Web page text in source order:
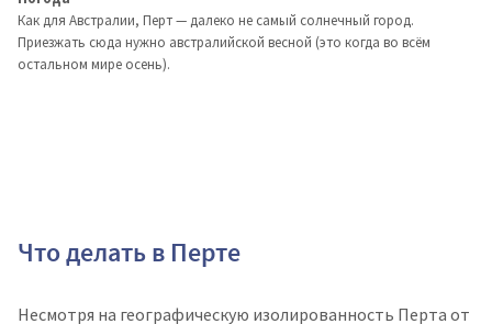
Как для Австралии, Перт — далеко не самый солнечный город.
Приезжать сюда нужно австралийской весной (это когда во всём
остальном мире осень).
Что делать в Перте
Несмотря на географическую изолированность Перта от